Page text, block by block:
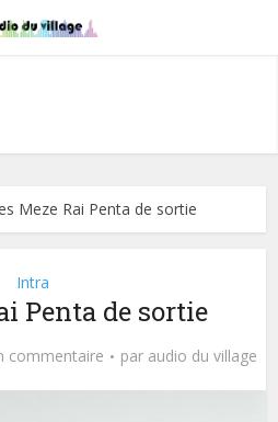
Meze Rai Penta de sortie
Intra
Penta de sortie
commentaire par audio du village